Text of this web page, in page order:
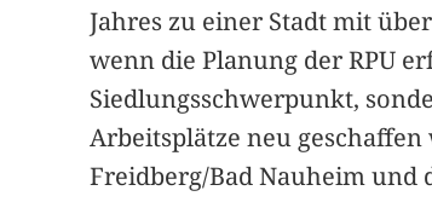
Jahres zu einer Stadt mit
wenn die Planung der RPU
Siedlungsschwerpunkt,
Arbeitsplätze neu
Freidberg/Bad Nauheim